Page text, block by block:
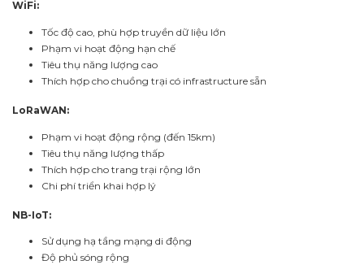
WiFi:
Tốc độ cao, phù hợp truyền dữ liệu lớn
Phạm vi hoạt động hạn chế
Tiêu thụ năng lượng cao
Thích hợp cho chuồng trại có infrastructure sẵn
LoRaWAN:
Phạm vi hoạt động rộng (đến 15km)
Tiêu thụ năng lượng thấp
Thích hợp cho trang trại rộng lớn
Chi phí triển khai hợp lý
NB-IoT:
Sử dụng hạ tầng mạng di động
Độ phủ sóng rộng